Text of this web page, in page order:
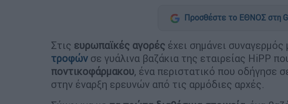
Προσθέστε το ΕΘΝΟΣ στη
Στις ευρωπαϊκές αγορές έχει σημάνει συναγερμός
τροφών σε γυάλινα βαζάκια της εταιρείας HiPP
ποντικοφάρμακου, ένα περιστατικό που οδήγησε
στην έναρξη ερευνών από τις αρμόδιες αρχές.